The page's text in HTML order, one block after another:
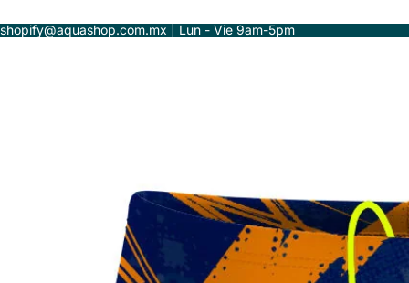
shopify@aquashop.com.mx | Lun - Vie 9am-5pm